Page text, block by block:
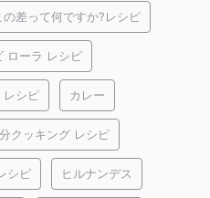
の差って何ですか?レシピ
ローラ レシピ
レシピ カレー
クッキング レシピ
シピ ヒルナンデス